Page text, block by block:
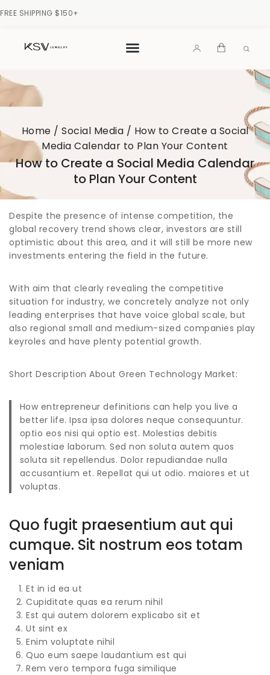
FREE SHIPPING $150+
Home / Social Media / How to Create a Social
Media Calendar to Plan Your Content
How to Create a Social Media Calendar
to Plan Your Content
Despite the presence of intense competition, the
global recovery trend shows clear, investors are still
optimistic about this area, and it will still be more new
investments entering the field in the future.
With aim that clearly revealing the competitive
situation for industry, we concretely analyze not only
leading enterprises that have voice global scale, but
also regional small and medium-sized companies play
keyroles and have plenty potential growth.
Short Description About Green Technology Market:
How entrepreneur definitions can help you live a
better life. Ipsa ipsa dolores neque consequuntur.
optio eos nisi qui optio est. Molestias debitis
molestiae laborum. Sed non soluta autem quos
soluta sit repellendus. Dolor repudiandae nulla
accusantium et. Repellat qui ut odio. maiores et ut
voluptas.
Quo fugit praesentium aut qui
cumque. Sit nostrum eos totam
veniam
Et in id ea ut
Cupiditate quas ea rerum nihil
Est qui autem dolorem explicabo sit et
Ut sint ex
Enim voluptate nihil
Quo eum saepe laudantium est qui
Rem vero tempora fuga similique